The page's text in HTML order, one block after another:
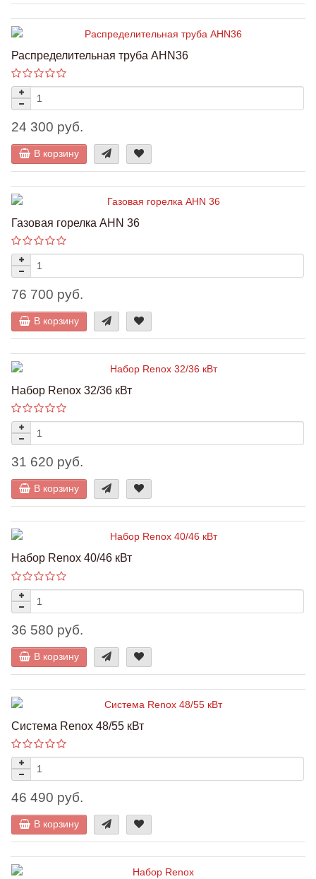
Распределительная труба AHN36
24 300 руб.
В корзину
Газовая горелка AHN 36
76 700 руб.
В корзину
Набор Renox 32/36 кВт
31 620 руб.
В корзину
Набор Renox 40/46 кВт
36 580 руб.
В корзину
Система Renox 48/55 кВт
46 490 руб.
В корзину